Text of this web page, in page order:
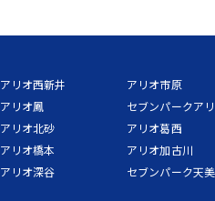
アリオ西新井
アリオ鳳
アリオ北砂
アリオ橋本
アリオ深谷
アリオ市原
セブンパークア
アリオ葛西
アリオ加古川
セブンパーク天美